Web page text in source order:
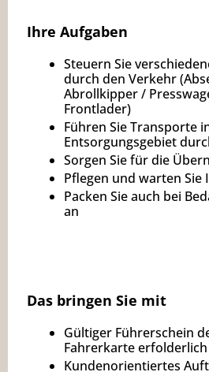
Ihre Aufgaben
Steuern Sie
durch den Verkehr
Abrollkipper /
Frontlader)
Führen Sie Transporte
Entsorgungsgebiet
Sorgen Sie für die
Pflegen und warten Sie
Packen Sie auch bei
an
Das bringen Sie mit
Gültiger Führerschein
Fahrerkarte erfolderlich
Kundenorientiertes